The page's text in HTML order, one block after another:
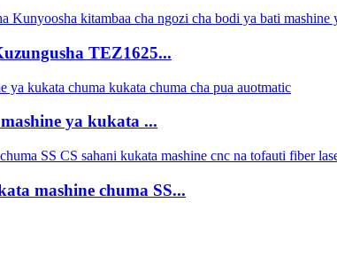
TEZ1625...
ya kukata ...
mashine chuma SS...